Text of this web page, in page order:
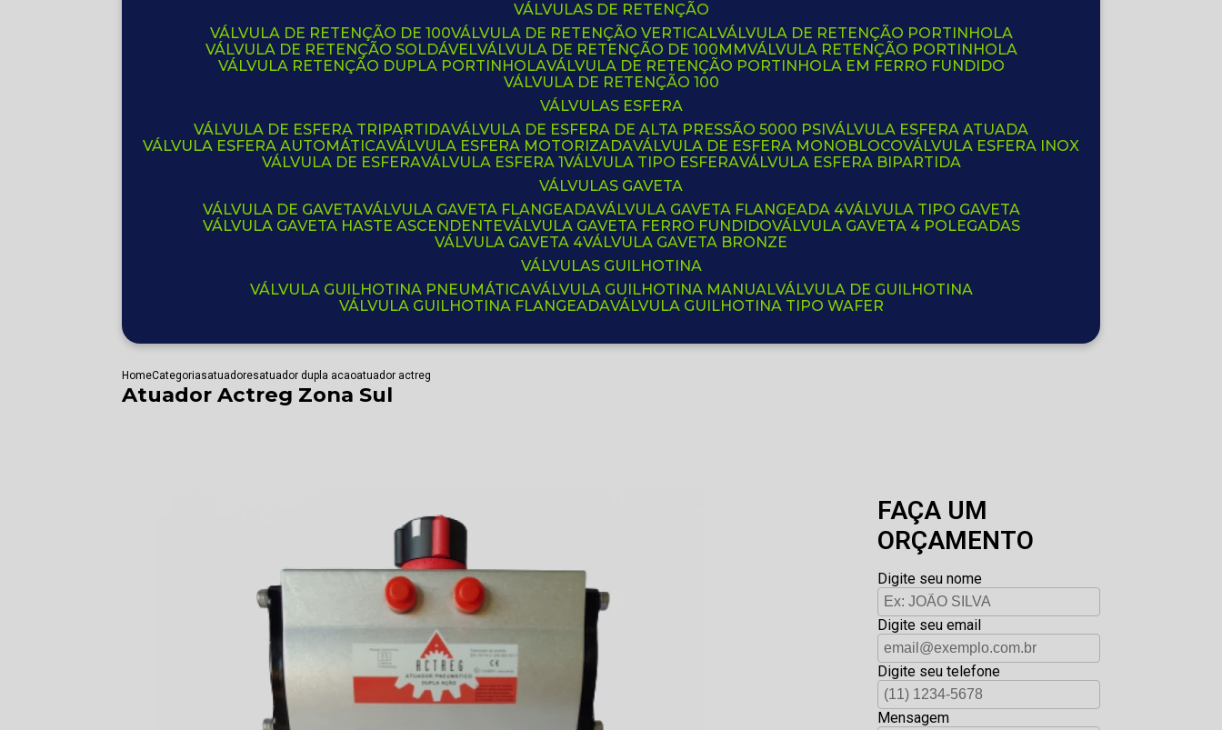
VÁLVULAS DE RETENÇÃO
VÁLVULA DE RETENÇÃO DE 100 VÁLVULA DE RETENÇÃO VERTICAL VÁLVULA DE RETENÇÃO PORTINHOLA
VÁLVULA DE RETENÇÃO SOLDÁVEL VÁLVULA DE RETENÇÃO DE 100MM
VÁLVULA RETENÇÃO PORTINHOLA
VÁLVULA RETENÇÃO DUPLA PORTINHOLA VÁLVULA DE RETENÇÃO PORTINHOLA EM FERRO FUNDIDO
VÁLVULA DE RETENÇÃO 100
VÁLVULAS ESFERA
VÁLVULA DE ESFERA TRIPARTIDA VÁLVULA DE ESFERA DE ALTA PRESSÃO 5000 PSI VÁLVULA ESFERA ATUADA
VÁLVULA ESFERA AUTOMÁTICA VÁLVULA ESFERA MOTORIZADA VÁLVULA DE ESFERA MONOBLOCO VÁLVULA ESFERA INOX
VÁLVULA DE ESFERA VÁLVULA ESFERA 1 VÁLVULA TIPO ESFERA VÁLVULA ESFERA BIPARTIDA
VÁLVULAS GAVETA
VÁLVULA DE GAVETA VÁLVULA GAVETA FLANGEADA VÁLVULA GAVETA FLANGEADA 4 VÁLVULA TIPO GAVETA
VÁLVULA GAVETA HASTE ASCENDENTE VÁLVULA GAVETA FERRO FUNDIDO VÁLVULA GAVETA 4 POLEGADAS
VÁLVULA GAVETA 4 VÁLVULA GAVETA BRONZE
VÁLVULAS GUILHOTINA
VÁLVULA GUILHOTINA PNEUMÁTICA VÁLVULA GUILHOTINA MANUAL VÁLVULA DE GUILHOTINA
VÁLVULA GUILHOTINA FLANGEADA VÁLVULA GUILHOTINA TIPO WAFER
HomeCategoriasatuadoresatuador dupla acaoatuador actreg
Atuador Actreg Zona Sul
FAÇA UM
ORÇAMENTO
Digite seu nome
Digite seu email
Digite seu telefone
Mensagem